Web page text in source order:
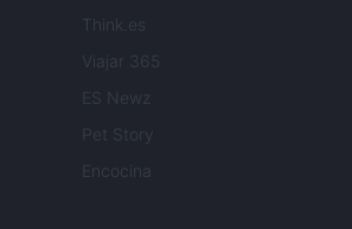
Think.es
Viajar 365
ES Newz
Pet Story
Encocina